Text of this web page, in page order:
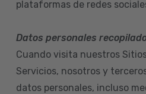
plataformas de redes
Datos personales
Cuando visita nuestros
Servicios, nosotros y
datos personales, incluso